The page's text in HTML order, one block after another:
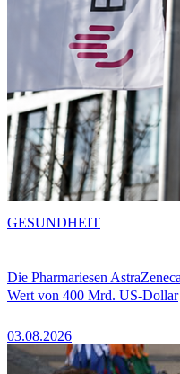
Die Pharmariesen
Wert von 400 Mrd. US-Dollar
03.08.2026
GESUNDHEIT